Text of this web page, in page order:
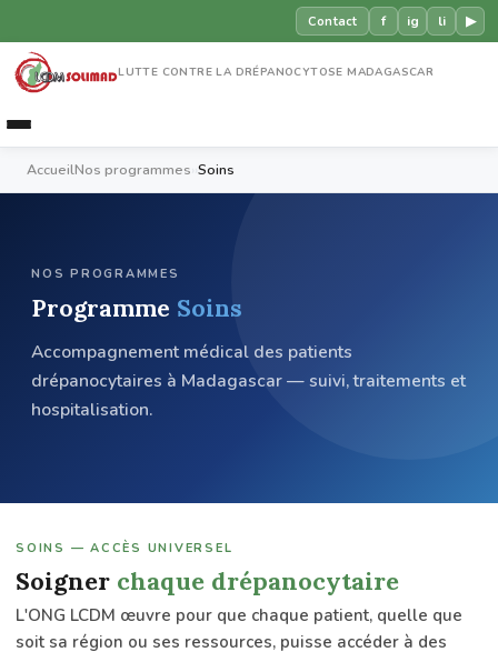
Contact f ig li ▶
LUTTE CONTRE LA DRÉPANOCYTOSE MADAGASCAR
AccueilNos programmes Soins
NOS PROGRAMMES
Programme Soins
Accompagnement médical des patients
drépanocytaires à Madagascar — suivi, traitements et
hospitalisation.
SOINS — ACCÈS UNIVERSEL
Soigner chaque drépanocytaire
L'ONG LCDM œuvre pour que chaque patient, quelle que
soit sa région ou ses ressources, puisse accéder à des